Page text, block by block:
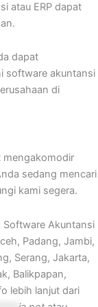
atau ERP dapat
dapat
software akuntansi
di
mengakomodir
sedang mencari
kami segera.
Software Akuntansi
Padang, Jambi,
Serang, Jakarta,
Balikpapan,
lebih lanjut dari